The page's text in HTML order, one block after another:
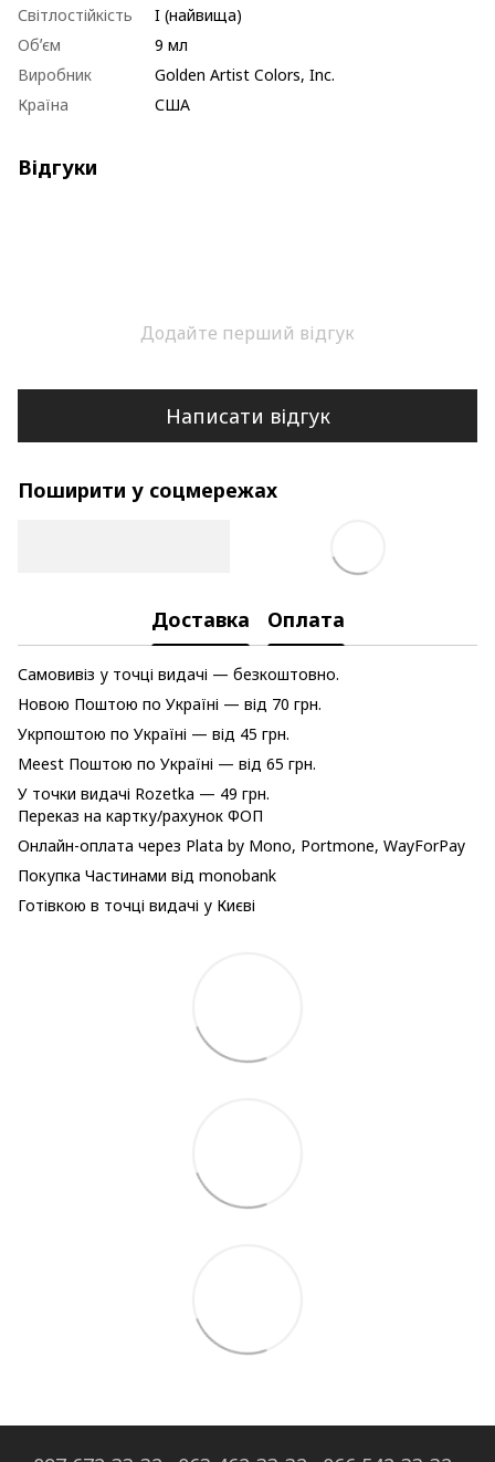
Світлостійкість
I (найвища)
Обʼєм
9 мл
Виробник
Golden Artist Colors, Inc.
Країна
США
Відгуки
Додайте перший відгук
Написати відгук
Поширити у соцмережах
Доставка Оплата
Самовивіз у точці видачі — безкоштовно.
Новою Поштою по Україні — від 70 грн.
Укрпоштою по Україні — від 45 грн.
Meest Поштою по Україні — від 65 грн.
У точки видачі Rozetka — 49 грн.
Переказ на картку/рахунок ФОП
Онлайн-оплата через Plata by Mono, Portmone, WayForPay
Покупка Частинами від monobank
Готівкою в точці видачі у Києві